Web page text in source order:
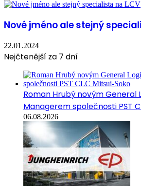
Nové jméno ale stejný
22.01.2024
Nejčtenější za 7 dní
Roman Hrubý novým General
Managerem společnosti PST
06.08.2026